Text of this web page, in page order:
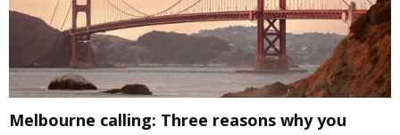
Melbourne calling: Three reasons why you